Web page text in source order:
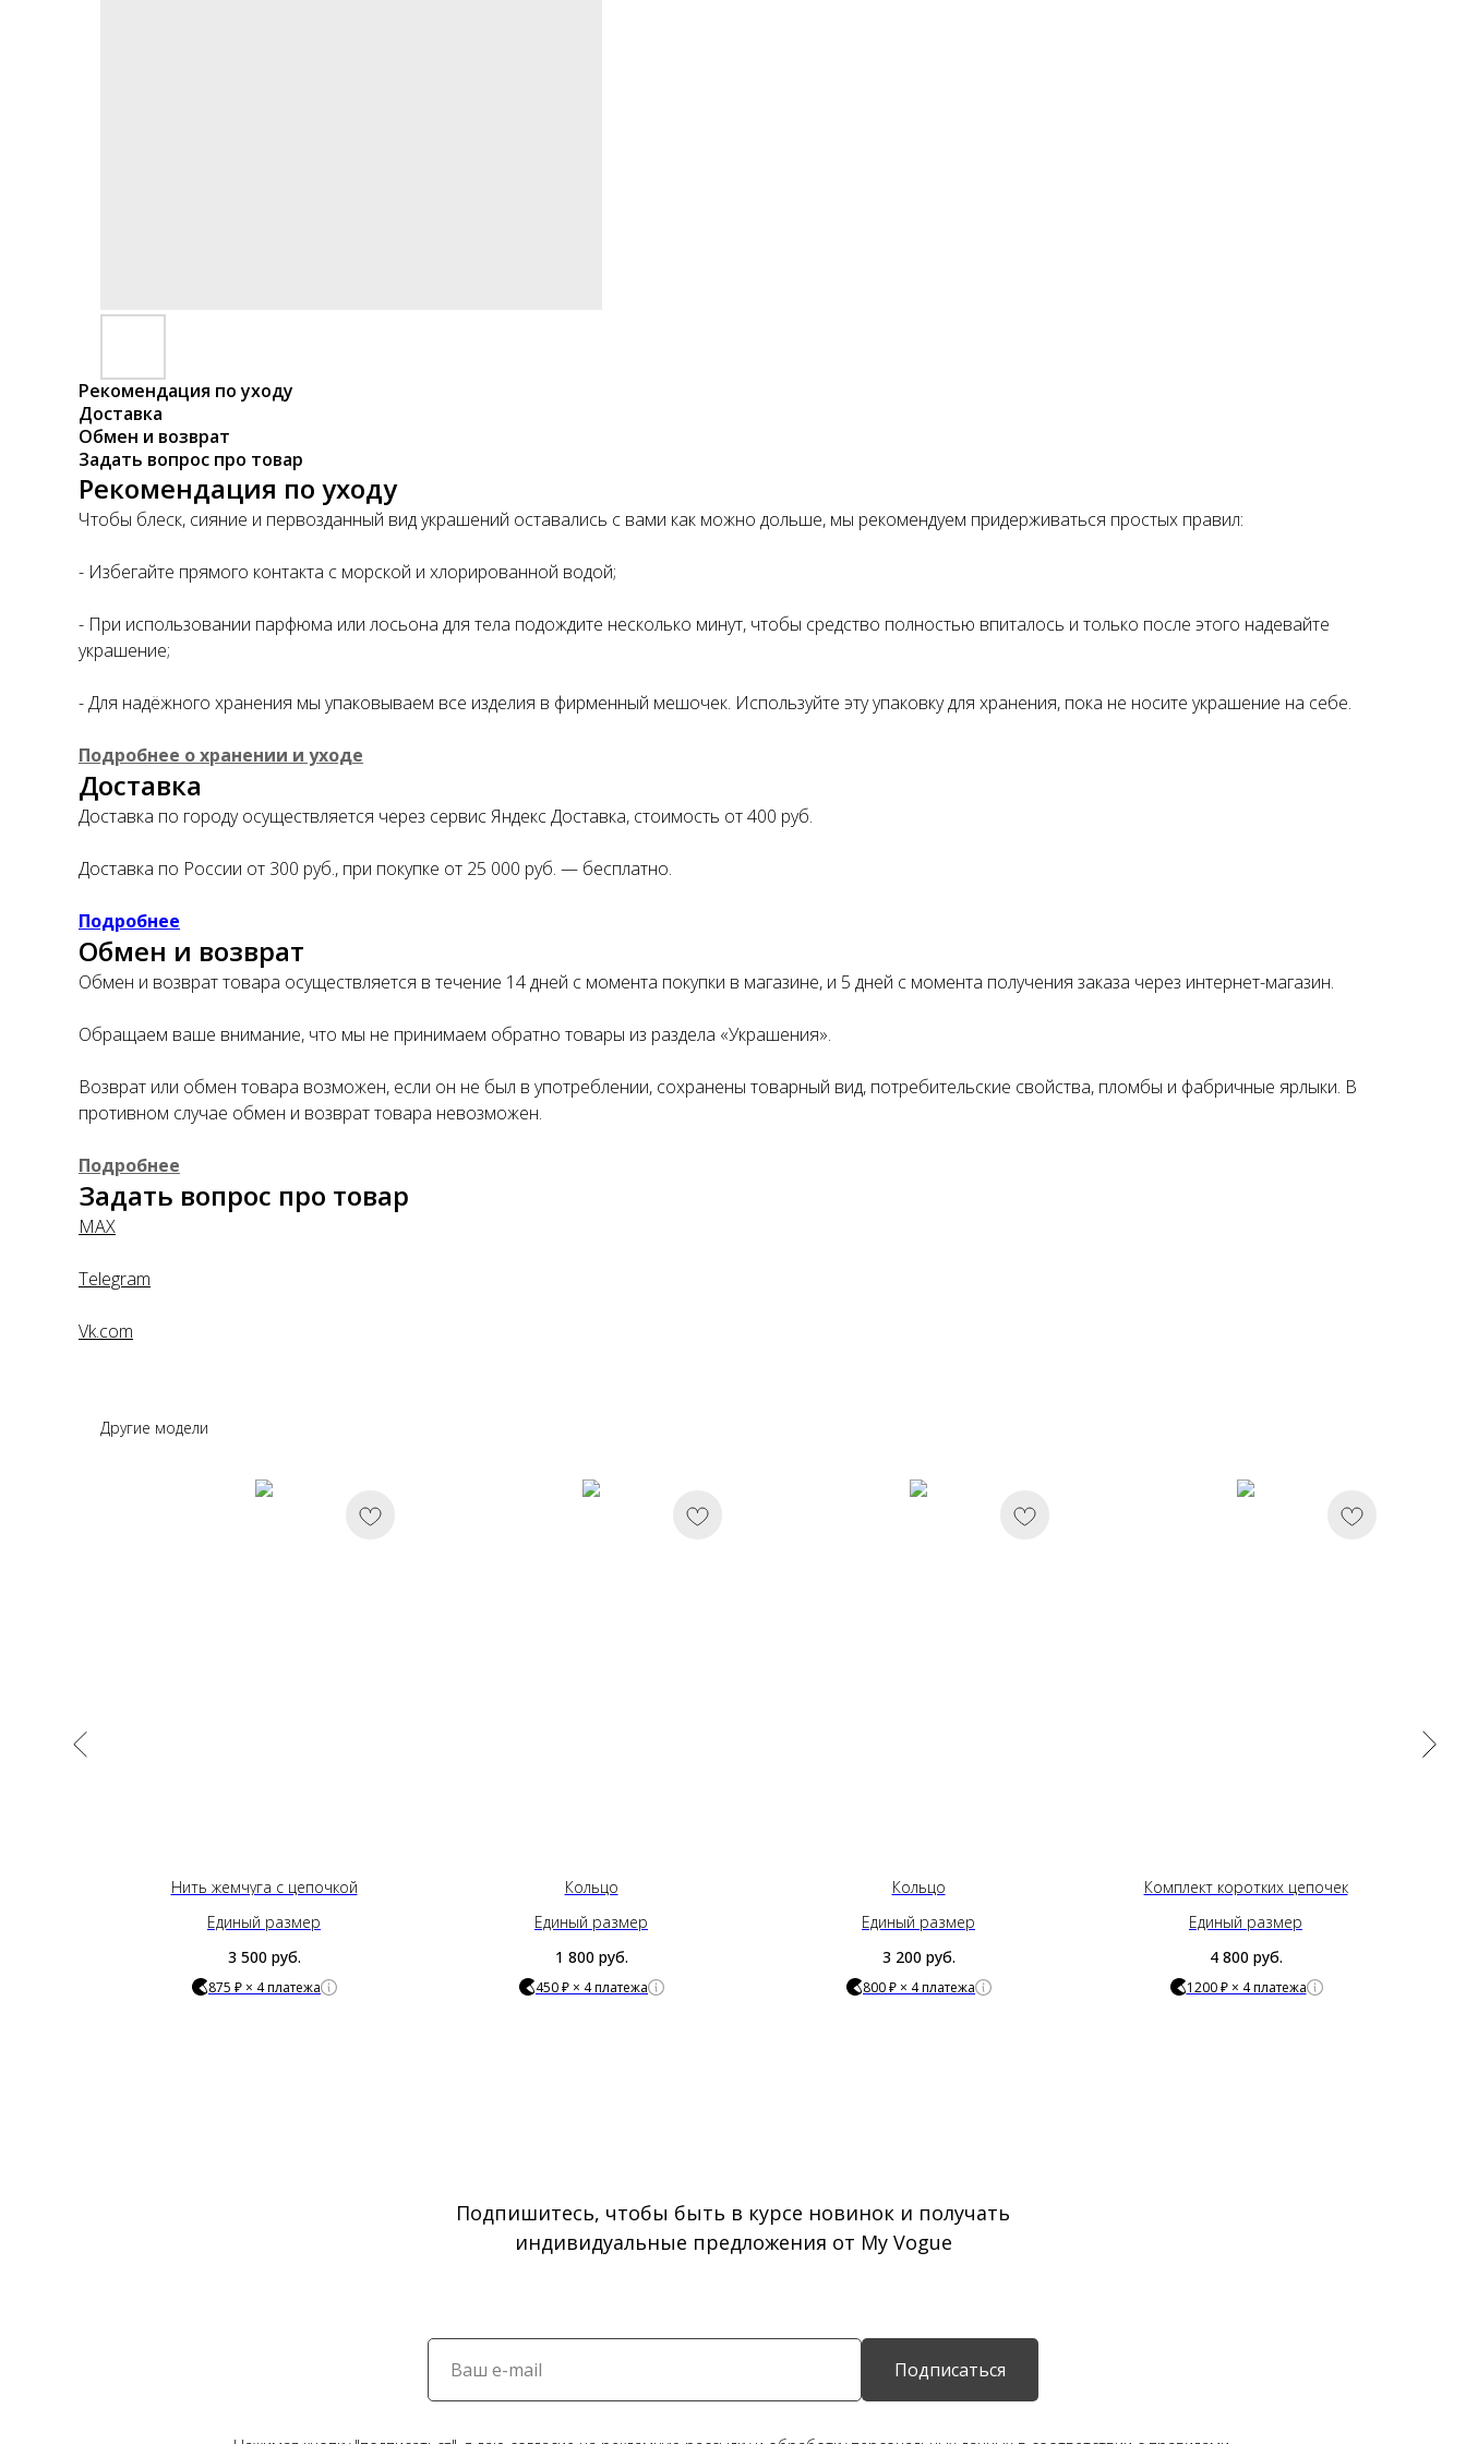
Рекомендация по уходу
Доставка
Обмен и возврат
Задать вопрос про товар
Рекомендация по уходу
Чтобы блеск, сияние и первозданный вид украшений оставались с вами как можно дольше, мы рекомендуем придерживаться простых правил:
- Избегайте прямого контакта с морской и хлорированной водой;
- При использовании парфюма или лосьона для тела подождите несколько минут, чтобы средство полностью впиталось и только после этого надевайте
украшение;
- Для надёжного хранения мы упаковываем все изделия в фирменный мешочек. Используйте эту упаковку для хранения, пока не носите украшение на себе.
Подробнее о хранении и уходе
Доставка
Доставка по городу осуществляется через сервис Яндекс Доставка, стоимость от 400 руб.
Доставка по России от 300 руб., при покупке от 25 000 руб. — бесплатно.
Подробнее
Обмен и возврат
Обмен и возврат товара осуществляется в течение 14 дней с момента покупки в магазине, и 5 дней с момента получения заказа через интернет-магазин.
Обращаем ваше внимание, что мы не принимаем обратно товары из раздела «Украшения».
Возврат или обмен товара возможен, если он не был в употреблении, сохранены товарный вид, потребительские свойства, пломбы и фабричные ярлыки. В
противном случае обмен и возврат товара невозможен.
Подробнее
Задать вопрос про товар
MAX
Telegram
Vk.com
Другие модели
Нить жемчуга с цепочкой
Единый размер
3 500 руб.
875 ₽ × 4 платежа
Кольцо
Единый размер
1 800 руб.
450 ₽ × 4 платежа
Кольцо
Единый размер
3 200 руб.
800 ₽ × 4 платежа
Комплект коротких цепочек
Единый размер
4 800 руб.
1200 ₽ × 4 платежа
Подпишитесь, чтобы быть в курсе новинок и получать
индивидуальные предложения от My Vogue
Подписаться
Оплата частями
Оплатите сегодня 25% стоимости покупки картой любого
сегодня
2 недели
Через
4 недели
Через
6 недель